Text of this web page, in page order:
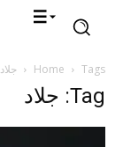
Home Tags جلاد
Tag: جلاد